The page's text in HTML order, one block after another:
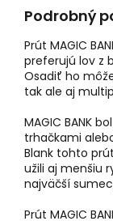
Podrobný
Prút MAGIC
preferujú lov z
Osadiť ho
tak ale aj
MAGIC BANK
trhačkami
Blank tohto
užili aj menšiu
najväčší
Prút MAGIC